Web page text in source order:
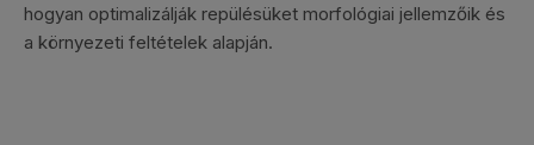
hogyan optimalizálják repülésüket morfológiai jellemzőik és
a környezeti feltételek alapján.